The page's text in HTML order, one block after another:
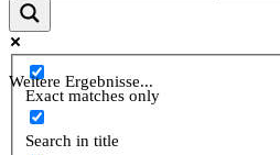
Weitere Ergebnisse...
Exact matches only
Search in title